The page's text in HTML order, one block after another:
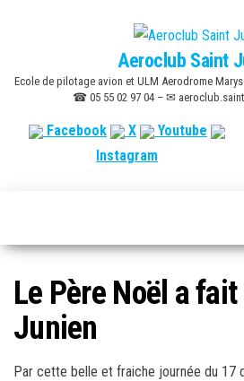
content
Aeroclub Saint
Ecole de pilotage avion et ULM Aerodrome
☎ 05 55 02 97 04 – ✉
Facebook X
Youtube
Instagram
Le Père Noël a
Junien
Par cette belle et fraiche journée du 17